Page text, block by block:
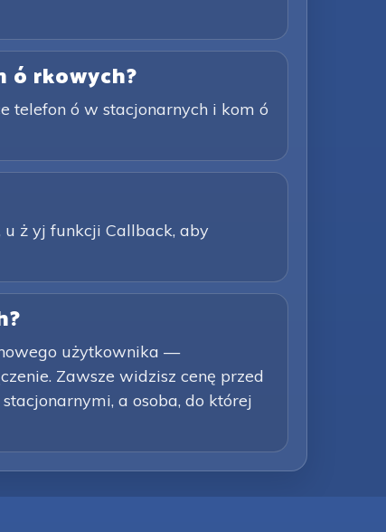
ó rkowych?
telefon ó w stacjonarnych i kom ó
u ż yj funkcji Callback, aby
użytkownika —
Zawsze widzisz cenę przed
a osoba, do której